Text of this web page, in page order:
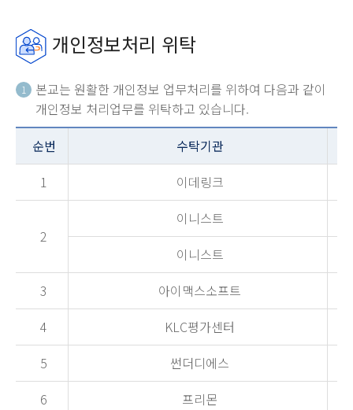
개인정보처리 위탁
1
본교는 원활한 개인정보 업무처리를 위하여 다음과 같이
개인정보 처리업무를 위탁하고 있습니다.
순번
수탁기관
1
이데링크
2
이니스트
이니스트
3
아이맥스소프트
4
KLC평가센터
5
썬더디에스
6
프리몬